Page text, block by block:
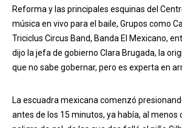
Reforma y las principales esquinas del
música en vivo para el baile, Grupos como
Triciclus Circus Band, Banda El Mexicano,
dijo la jefa de gobierno Clara Brugada, la
que no sabe gobernar, pero es experta en
La escuadra mexicana comenzó
antes de los 15 minutos, ya había, al menos